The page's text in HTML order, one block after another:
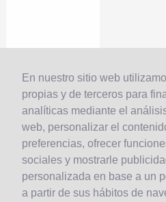
En nuestro sitio web
propias y de terceros para
analíticas mediante el
web, personalizar el
preferencias, ofrecer
sociales y mostrarle
personalizada en base a un
a partir de sus hábitos de